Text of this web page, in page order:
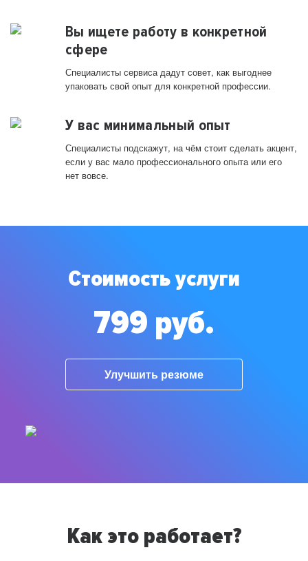
Вы ищете работу в конкретной
сфере
Специалисты сервиса дадут совет, как выгоднее
упаковать свой опыт для конкретной профессии.
У вас минимальный опыт
Специалисты подскажут, на чём стоит сделать акцент,
если у вас мало профессионального опыта или его
нет вовсе.
Стоимость услуги
799 руб.
Улучшить резюме
Как это работает?